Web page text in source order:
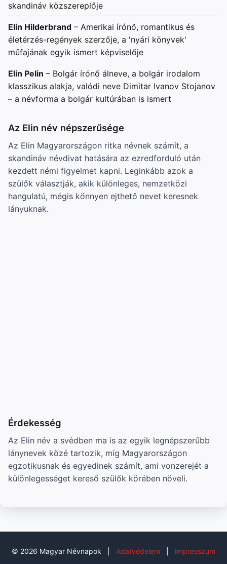
skandináv közszereplője
Elin Hilderbrand – Amerikai írónő, romantikus és
életérzés-regények szerzője, a 'nyári könyvek'
műfajának egyik ismert képviselője
Elin Pelin – Bolgár írónő álneve, a bolgár irodalom
klasszikus alakja, valódi neve Dimitar Ivanov Stojanov
– a névforma a bolgár kultúrában is ismert
Az Elin név népszerűsége
Az Elin Magyarországon ritka névnek számít, a
skandináv névdivat hatására az ezredforduló után
kezdett némi figyelmet kapni. Leginkább azok a
szülők választják, akik különleges, nemzetközi
hangulatú, mégis könnyen ejthető nevet keresnek
lányuknak.
Érdekesség
Az Elin név a svédben ma is az egyik legnépszerűbb
lánynevek közé tartozik, míg Magyarországon
egzotikusnak és egyedinek számít, ami vonzerejét a
különlegességet kereső szülők körében növeli.
© 2026 Magyar Névnapok Adatvédelem Impresszum